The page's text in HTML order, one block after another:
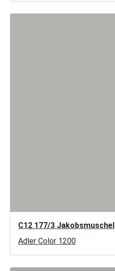
C12 177/3 Jakobsmuschel
Adler Color 1200